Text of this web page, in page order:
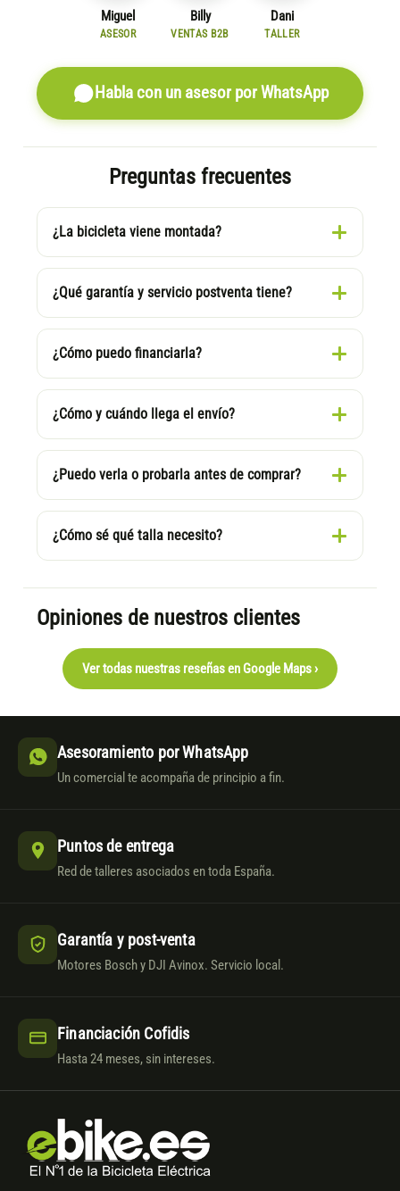
Miguel
ASESOR
Billy
VENTAS B2B
Dani
TALLER
Habla con un asesor por WhatsApp
Preguntas frecuentes
¿La bicicleta viene montada?
¿Qué garantía y servicio postventa tiene?
¿Cómo puedo financiarla?
¿Cómo y cuándo llega el envío?
¿Puedo verla o probarla antes de comprar?
¿Cómo sé qué talla necesito?
Opiniones de nuestros clientes
Ver todas nuestras reseñas en Google Maps ›
Asesoramiento por WhatsApp
Un comercial te acompaña de principio a fin.
Puntos de entrega
Red de talleres asociados en toda España.
Garantía y post-venta
Motores Bosch y DJI Avinox. Servicio local.
Financiación Cofidis
Hasta 24 meses, sin intereses.